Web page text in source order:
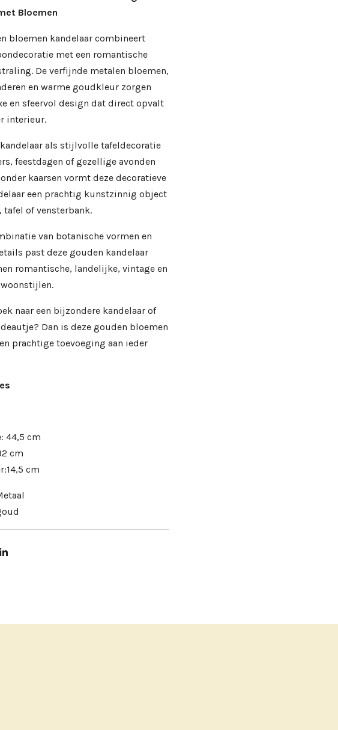
Bloemen
bloemen kandelaar combineert
met een romantische
De verfijnde metalen bloemen,
en warme goudkleur zorgen
en sfeervol design dat direct opvalt
interieur.
als stijlvolle tafeldecoratie
feestdagen of gezellige avonden
kaarsen vormt deze decoratieve
een prachtig kunstzinnig object
tafel of vensterbank.
van botanische vormen en
past deze gouden kandelaar
romantische, landelijke, vintage en
naar een bijzondere kandelaar of
Dan is deze gouden bloemen
prachtige toevoeging aan ieder
44,5 cm
cm
cm
S